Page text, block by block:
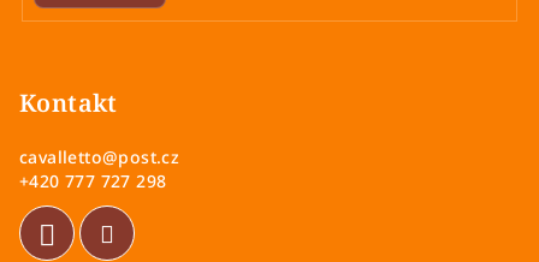
Kontakt
cavalletto@post.cz
+420 777 727 298